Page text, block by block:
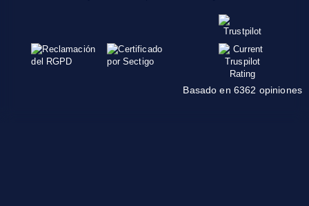
Basado en 6362 opiniones